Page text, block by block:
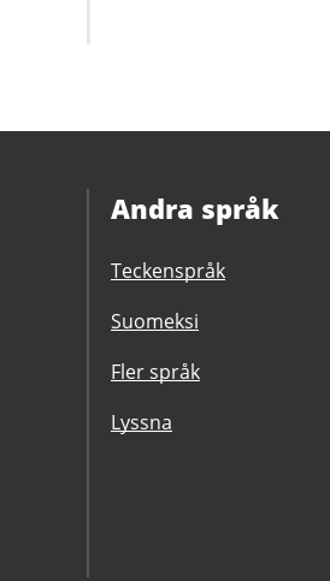
Andra språk
Teckenspråk
Suomeksi
Fler språk
Lyssna